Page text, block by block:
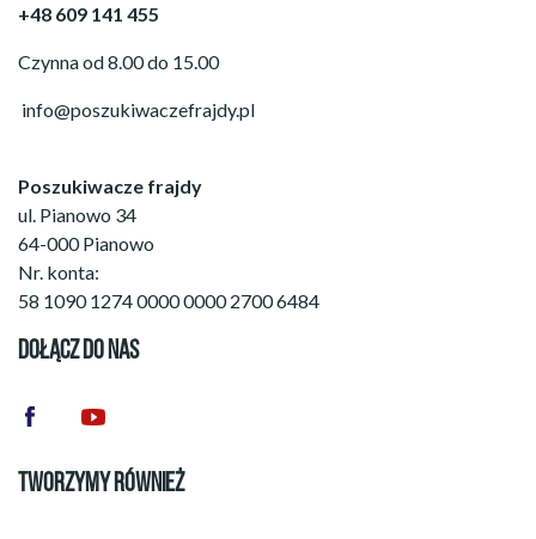
+48 609 141 455
Czynna od 8.00 do 15.00
info@poszukiwaczefrajdy.pl
Poszukiwacze frajdy
ul. Pianowo 34
64-000 Pianowo
Nr. konta:
58 1090 1274 0000 0000 2700 6484
DOŁĄCZ DO NAS
TWORZYMY RÓWNIEŻ